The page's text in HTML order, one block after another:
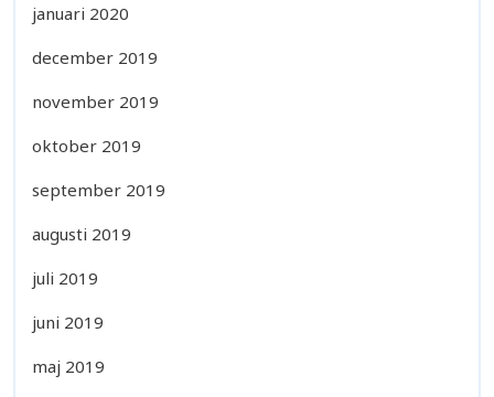
januari 2020
december 2019
november 2019
oktober 2019
september 2019
augusti 2019
juli 2019
juni 2019
maj 2019